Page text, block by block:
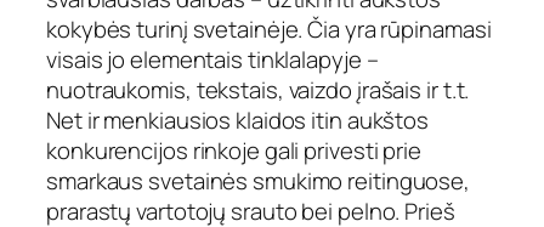
kokybės turinį svetainėje. Čia yra rūpinamasi
visais jo elementais tinklalapyje –
nuotraukomis, tekstais, vaizdo įrašais ir t.t.
Net ir menkiausios klaidos itin aukštos
konkurencijos rinkoje gali privesti prie
smarkaus svetainės smukimo reitinguose,
prarastų vartotojų srauto bei pelno. Prieš